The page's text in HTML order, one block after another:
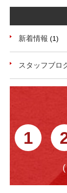
新着情報 (1)
スタッフブロ
1